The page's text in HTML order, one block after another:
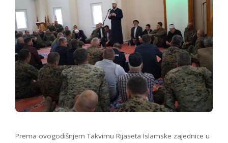
Prema ovogodišnjem Takvimu Rijaseta Islamske zajednice u